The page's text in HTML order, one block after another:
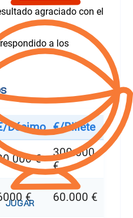
agraciado con el
a los
Décimo €/Billete
€
300.000
€
€ 60.000 €